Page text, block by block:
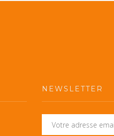
NEWSLETTER